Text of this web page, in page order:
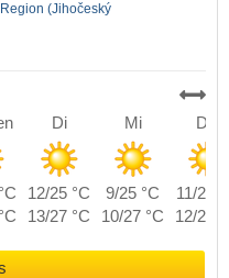
(Jihočeský
Di Mi Do
12/25 °C 9/25 °C
11/24
13/27 °C 10/27 °C 12/26